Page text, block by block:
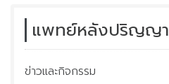
จองห้องประชุม
แพทย์ก่อนปริญญา
แพทย์หลังปริญญา
แพทย์หลังปริญญา
ข่าวและกิจกรรม